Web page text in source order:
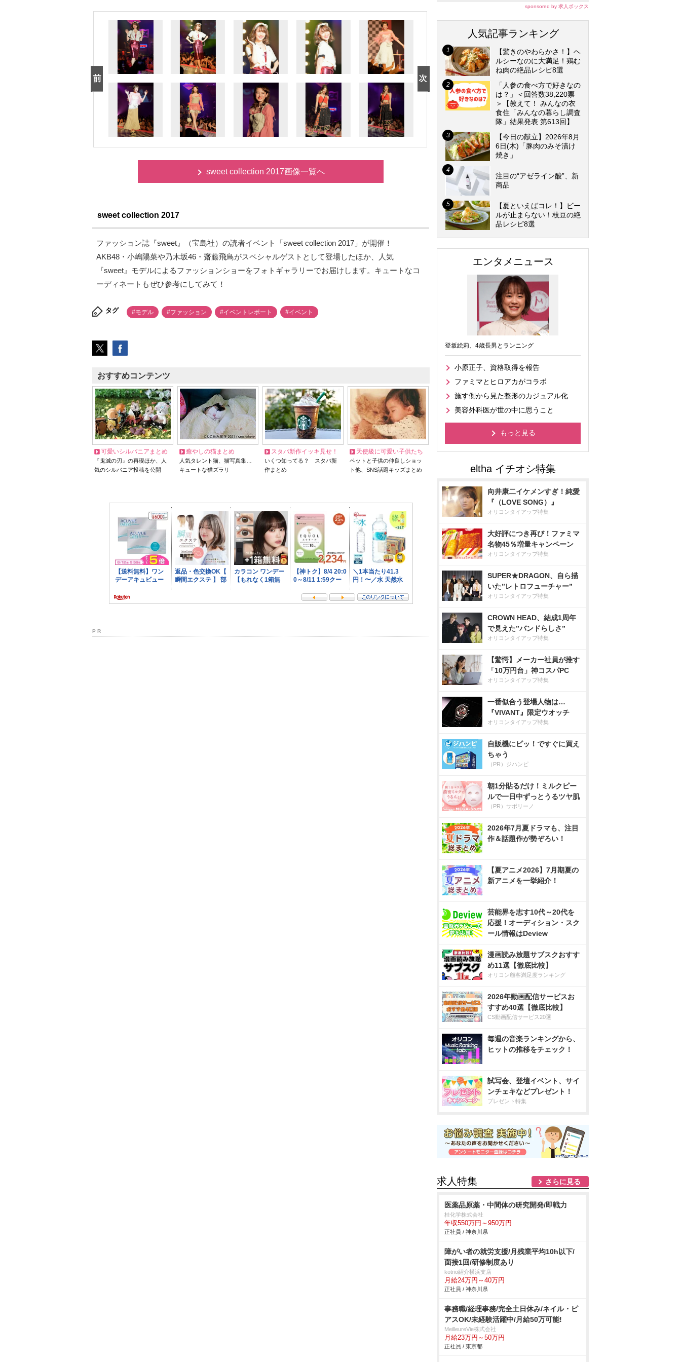
sweet collection 2017画像一覧へ
sweet collection 2017
ファッション誌『sweet』（宝島社）の読者イベント「sweet collection 2017」が開催！
AKB48・小嶋陽菜や乃木坂46・齋藤飛鳥がスペシャルゲストとして登場したほか、人気
『sweet』モデルによるファッションショーをフォトギャラリーでお届けします。キュートなコ
ーディネートもぜひ参考にしてみて！
タグ #モデル #ファッション #イベントレポート #イベント
おすすめコンテンツ
可愛いシルバニアまとめ
『鬼滅の刃』の再現ほか、人
気のシルバニア投稿を公開
癒やしの猫まとめ
人気タレント猫、猫写真集…
キュートな猫ズラリ
スタバ新作イッキ見せ！
いくつ知ってる？ スタバ新
作まとめ
天使級に可愛い子供たち
ペットと子供の仲良しショッ
ト他、SNS話題キッズまとめ
P R
sponsored by 求人ボックス
人気記事ランキング
【驚きのやわらかさ！】ヘ
ルシーなのに大満足！鶏む
ね肉の絶品レシピ8選
「人参の食べ方で好きなの
は？」＜回答数38,220票
＞【教えて！ みんなの衣
食住「みんなの暮らし調査
隊」結果発表 第613回】
【今日の献立】2026年8月
6日(木)「豚肉のみそ漬け
焼き」
注目の“アゼライン酸”、新
商品
【夏といえばコレ！】ビー
ルが止まらない！枝豆の絶
品レシピ8選
エンタメニュース
登坂絵莉、4歳長男とランニング
小原正子、資格取得を報告
ファミマとヒロアカがコラボ
施す側から見た整形のカジュアル化
美容外科医が世の中に思うこと
もっと見る
向井康二イケメンすぎ！純愛
『（LOVE SONG）』
オリコンタイアップ特集
大好評につき再び！ファミマ
名物45％増量キャンペーン
オリコンタイアップ特集
SUPER★DRAGON、自ら描
いた”レトロフューチャー”
オリコンタイアップ特集
CROWN HEAD、結成1周年
で見えた”バンドらしさ”
オリコンタイアップ特集
【驚愕】メーカー社員が推す
「10万円台」神コスパPC
オリコンタイアップ特集
一番似合う登場人物は…
『VIVANT』限定ウオッチ
オリコンタイアップ特集
自販機にピッ！ですぐに買え
ちゃう
（PR）ジハンピ
朝1分貼るだけ！ミルクピー
ルで一日中ずっとうるツヤ肌
（PR）サボリーノ
2026年7月夏ドラマも、注目
作＆話題作が勢ぞろい！
【夏アニメ2026】7月期夏の
新アニメを一挙紹介！
芸能界を志す10代～20代を
応援！オーディション・スク
ール情報はDeview
漫画読み放題サブスクおすす
め11選【徹底比較】
オリコン顧客満足度ランキング
2026年動画配信サービスお
すすめ40選【徹底比較】
CS動画配信サービス20選
毎週の音楽ランキングから、
ヒットの推移をチェック！
試写会、登壇イベント、サイ
ンチェキなどプレゼント！
プレゼント特集
求人特集 さらに見る
医薬品原薬・中間体の研究開発/即戦力
桂化学株式会社
年収550万円～950万円
正社員 / 神奈川県
障がい者の就労支援/月残業平均10h以下/
面接1回/研修制度あり
kotrio紹介横浜支店
月給24万円～40万円
正社員 / 神奈川県
事務職/経理事務/完全土日休み/ネイル・ピ
アスOK/未経験活躍中/月給50万可能!
MeilleureVie株式会社
月給23万円～50万円
正社員 / 東京都